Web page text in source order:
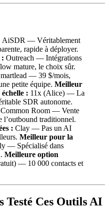
AiSDR — Véritablement
rapide à déployer.
: Outreach — Intégrations
mature, le choix sûr.
— 39 $/mois,
petite équipe. Meilleur
: 11x (Alice) — La
SDR autonome.
Common Room — Vente
l’outbound traditionnel.
: Clay — Pas un AI
Meilleur pour la
— Spécialisé dans
Meilleure option
— 10 000 contacts et
Testé Ces Outils AI